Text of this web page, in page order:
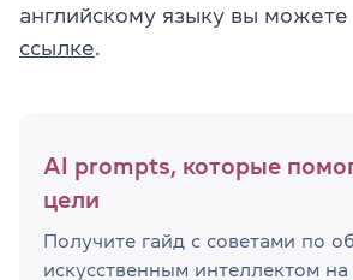
английскому языку вы можете
ссылке
AI prompts, которые
цели
Получите гайд с советами по
искусственным интеллектом на